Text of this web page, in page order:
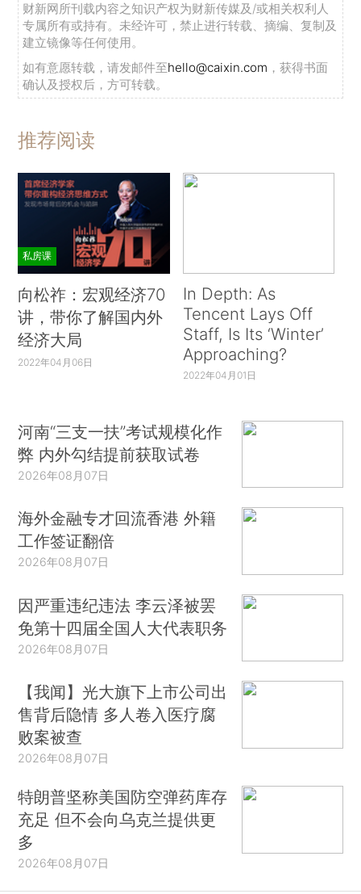
财新网所刊载内容之知识产权为财新传媒及/或相关权利人
专属所有或持有。未经许可，禁止进行转载、摘编、复制及
建立镜像等任何使用。
如有意愿转载，请发邮件至hello@caixin.com ，获得书面
确认及授权后，方可转载。
推荐阅读
私房课
向松祚：宏观经济70
讲，带你了解国内外
经济大局
2022年04月06日
In Depth: As
Tencent Lays Off
Staff, Is Its ‘Winter’
Approaching?
2022年04月01日
河南“三支一扶”考试规模化作
弊 内外勾结提前获取试卷
2026年08月07日
海外金融专才回流香港 外籍
工作签证翻倍
2026年08月07日
因严重违纪违法 李云泽被罢
免第十四届全国人大代表职务
2026年08月07日
【我闻】光大旗下上市公司出
售背后隐情 多人卷入医疗腐
败案被查
2026年08月07日
特朗普坚称美国防空弹药库存
充足 但不会向乌克兰提供更
多
2026年08月07日